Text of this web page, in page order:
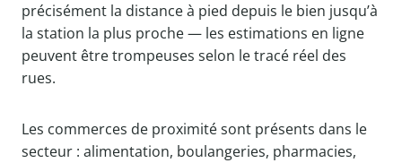
précisément la distance à pied depuis le bien jusqu’à
la station la plus proche — les estimations en ligne
peuvent être trompeuses selon le tracé réel des
rues.
Les commerces de proximité sont présents dans le
secteur : alimentation, boulangeries, pharmacies,